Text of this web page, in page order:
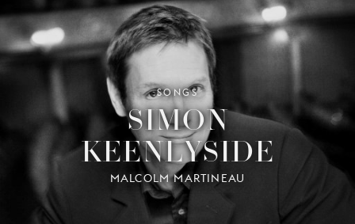
PROGRAMME
MAGAZINE
ABONNEMENTS
VOTRE
SONGS
SIMON
KEENLYSIDE
MALCOLM MARTINEAU